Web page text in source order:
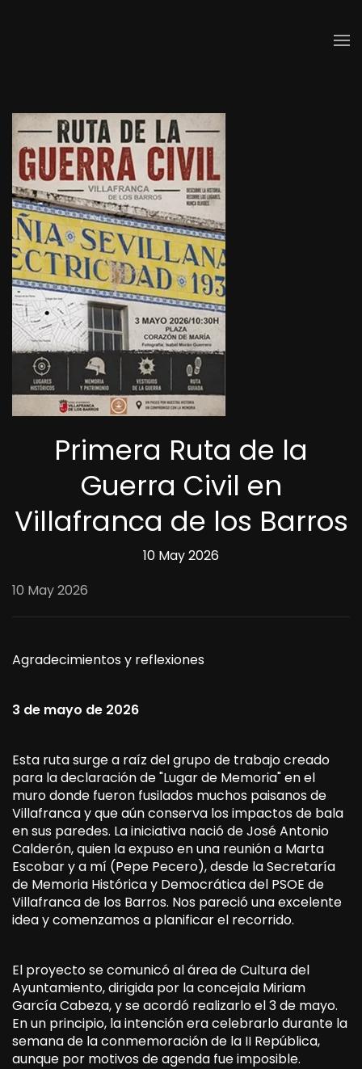
Primera Ruta de la
Guerra Civil en
Villafranca de los Barros
10 May 2026
10 May 2026
Agradecimientos y reflexiones
3 de mayo de 2026
Esta ruta surge a raíz del grupo de trabajo creado
para la declaración de "Lugar de Memoria" en el
muro donde fueron fusilados muchos paisanos de
Villafranca y que aún conserva los impactos de bala
en sus paredes. La iniciativa nació de José Antonio
Calderón, quien la expuso en una reunión a Marta
Escobar y a mí (Pepe Pecero), desde la Secretaría
de Memoria Histórica y Democrática del PSOE de
Villafranca de los Barros. Nos pareció una excelente
idea y comenzamos a planificar el recorrido.
El proyecto se comunicó al área de Cultura del
Ayuntamiento, dirigida por la concejala Miriam
García Cabeza, y se acordó realizarlo el 3 de mayo.
En un principio, la intención era celebrarlo durante la
semana de la conmemoración de la II República,
aunque por motivos de agenda fue imposible.